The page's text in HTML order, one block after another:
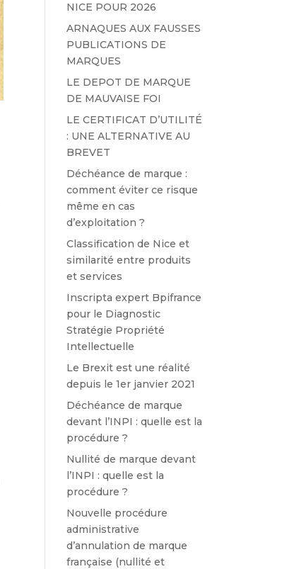
NICE POUR 2026
ARNAQUES AUX FAUSSES
PUBLICATIONS DE
MARQUES
LE DEPOT DE MARQUE
DE MAUVAISE FOI
LE CERTIFICAT D’UTILITÉ
: UNE ALTERNATIVE AU
BREVET
Déchéance de marque :
comment éviter ce risque
même en cas
d’exploitation ?
Classification de Nice et
similarité entre produits
et services
Inscripta expert Bpifrance
pour le Diagnostic
Stratégie Propriété
Intellectuelle
Le Brexit est une réalité
depuis le 1er janvier 2021
Déchéance de marque
devant l’INPI : quelle est la
procédure ?
Nullité de marque devant
l’INPI : quelle est la
procédure ?
Nouvelle procédure
administrative
d’annulation de marque
française (nullité et